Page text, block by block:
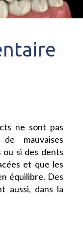
ne sont pas
mauvaises
si des dents
et que les
équilibre. Des
aussi, dans la